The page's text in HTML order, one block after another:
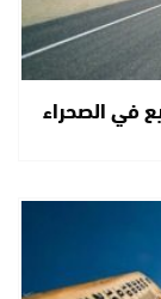
في الصحراء